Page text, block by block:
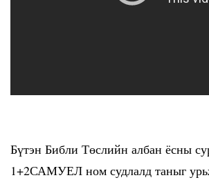
Бүтэн Библи Төслийн албан ёсны
1+2САМУЕЛ ном судлалд таныг